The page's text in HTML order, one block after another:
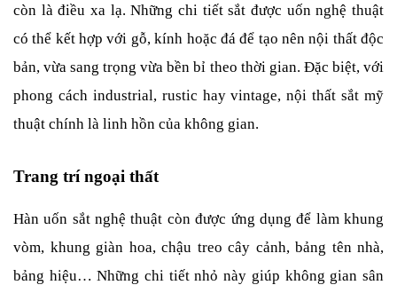
còn là điều xa lạ. Những chi tiết sắt được uốn nghệ thuật
có thể kết hợp với gỗ, kính hoặc đá để tạo nên nội thất độc
bản, vừa sang trọng vừa bền bỉ theo thời gian. Đặc biệt, với
phong cách industrial, rustic hay vintage, nội thất sắt mỹ
thuật chính là linh hồn của không gian.
Trang trí ngoại thất
Hàn uốn sắt nghệ thuật còn được ứng dụng để làm khung
vòm, khung giàn hoa, chậu treo cây cảnh, bảng tên nhà,
bảng hiệu… Những chi tiết nhỏ này giúp không gian sân